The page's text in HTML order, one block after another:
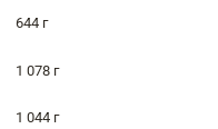
644 г
1 078 г
1 044 г